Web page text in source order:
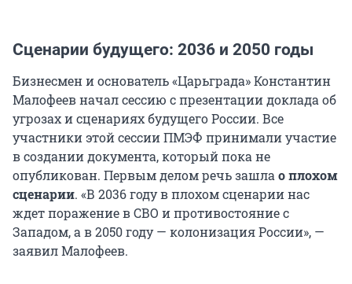
Сценарии будущего: 2036 и 2050 годы
Бизнесмен и основатель «Царьграда» Константин
Малофеев начал сессию с презентации доклада об
угрозах и сценариях будущего России. Все
участники этой сессии ПМЭФ принимали участие
в создании документа, который пока не
опубликован. Первым делом речь зашлао плохом
сценарии. «В 2036 году в плохом сценарии нас
ждет поражение в СВО и противостояние с
Западом, а в 2050 году — колонизация России», —
заявил Малофеев.